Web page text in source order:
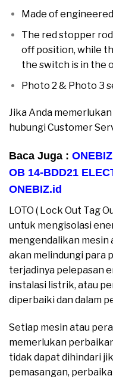
Made of
The red stopper
off position, while
the switch is in the
Photo 2 & Photo 3
Jika Anda
hubungi Customer
Baca Juga :
OB 14-BDD21
ONEBIZ.id
LOTO ( Lock Out Tag
untuk mengisolasi
mengendalikan mesin
akan melindungi para
terjadinya pelepasan
instalasi listrik, atau
diperbaiki dan dalam
Setiap mesin atau
memerlukan
tidak dapat dihindari
pemasangan,